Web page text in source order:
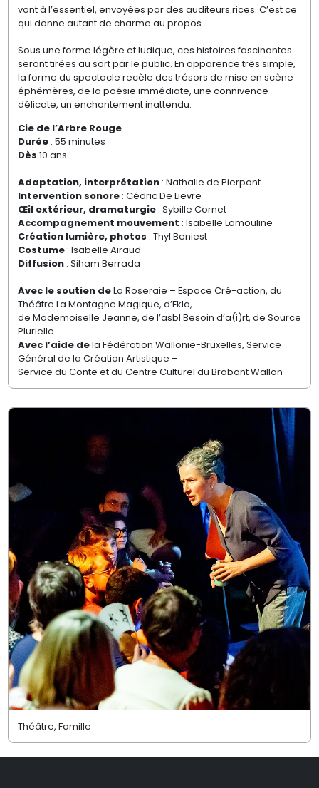
vont à l’essentiel, envoyées par des auditeurs.rices. C’est ce
qui donne autant de charme au propos.
Sous une forme légère et ludique, ces histoires fascinantes
seront tirées au sort par le public. En apparence très simple,
la forme du spectacle recèle des trésors de mise en scène
éphémères, de la poésie immédiate, une connivence
délicate, un enchantement inattendu.
Cie de l’Arbre Rouge
Durée: 55 minutes
Dès 10 ans
Adaptation, interprétation: Nathalie de Pierpont
Intervention sonore: Cédric De Lievre
Œil extérieur, dramaturgie: Sybille Cornet
Accompagnement mouvement : Isabelle Lamouline
Création lumière, photos : Thyl Beniest
Costume: Isabelle Airaud
Diffusion: Siham Berrada
Avec le soutien deLa Roseraie – Espace Cré-action, du
Théâtre La Montagne Magique, d’Ekla,
de Mademoiselle Jeanne, de l’asbl Besoin d’a(i)rt, de Source
Plurielle.
Avec l’aide dela Fédération Wallonie-Bruxelles, Service
Général de la Création Artistique –
Service du Conte et du Centre Culturel du Brabant Wallon
Théâtre, Famille